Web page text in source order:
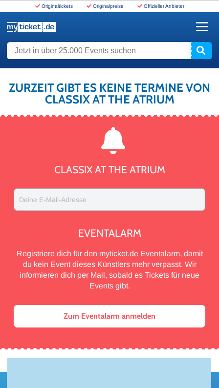
Originaltickets Originalpreise Offizieller Anbieter
Jetzt in über 25.000 Events suchen
ZURZEIT GIBT ES KEINE TERMINE VON
CLASSIX AT THE ATRIUM
CLASSIX AT THE ATRIUM
Deine E-Mail-Adresse
EVENTALARM
Registriere dich für den myticket.de Eventalarm, damit
du kein Event dieses Künstlers mehr verpasst. Wir
informieren dich per Mail, sobald es Tickets für neue
Events gibt.
Zum Eventalarm anmelden